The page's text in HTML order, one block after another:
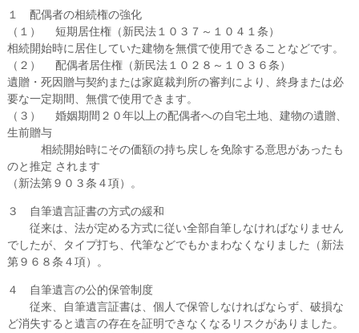
１ 配偶者の相続権の強化
（１） 短期居住権（新民法１０３７～１０４１条）
相続開始時に居住していた建物を無償で使用できることなどです。
（２） 配偶者居住権（新民法１０２８～１０３６条）
遺贈・死因贈与契約または家庭裁判所の審判により、終身または必
要な一定期間、無償で使用できます。
（３） 婚姻期間２０年以上の配偶者への自宅土地、建物の遺贈、
生前贈与
相続開始時にその価額の持ち戻しを免除する意思があったも
のと推定 されます
（新法第９０３条４項）。
３ 自筆遺言証書の方式の緩和
従来は、法が定める方式に従い全部自筆しなければなりません
でしたが、タイプ打ち、代筆などでもかまわなくなりました（新法
第９６８条４項）。
４ 自筆遺言の公的保管制度
従来、自筆遺言証書は、個人で保管しなければならず、破損な
ど消失すると遺言の存在を証明できなくなるリスクがありました。